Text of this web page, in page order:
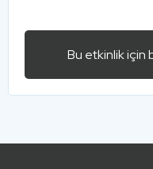
Bu etkinlik için